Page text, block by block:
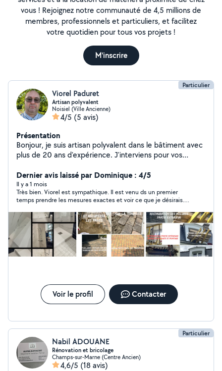
vous ! Rejoignez notre communauté de 4,5 millions de
membres, professionnels et particuliers, et facilitez
votre quotidien pour tous vos projets !
M'inscrire
Particulier
Viorel Paduret
Artisan polyvalent
Noisiel (Ville Ancienne)
4/5 (5 avis)
Présentation
Bonjour, je suis artisan polyvalent dans le bâtiment avec
plus de 20 ans d'expérience. J'interviens pour vos
placo, carrelage, parquet, plomberie, électricité,
menuiserie, maçonnerie etc. Sérieux, ponctuel et
soigneux, je m'engage à fournir un travail de qualité tout
en respectant les délais. équipé camion avec des outils
professionnels Devis gratuit et conseils adaptés à votre
demande. N'hésitez pas à me contacter pour discuter
de vos besoins.
Dernier avis laissé par Dominique : 4/5
Il y a 1 mois
Très bien. Viorel est sympathique. Il est venu ds un premier
temps prendre les mesures exactes et voir ce que je désirais.
Voir le profil Contacter
Particulier
Nabil ADOUANE
Rénovation et bricolage
Champs-sur-Marne (Centre Ancien)
4,6/5 (18 avis)